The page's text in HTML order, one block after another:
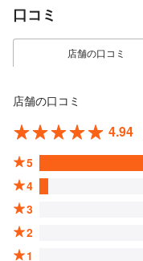
口コミ
店舗の口コミ
店舗の口コミ
4.94
5
4
3
2
1